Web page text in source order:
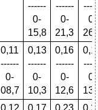
------
0-
15,8
------
0-
21,3
0-
0,11
------
0-
08,7
0,13
------
0-
10,3
0,16
------
0-
12,6
0-